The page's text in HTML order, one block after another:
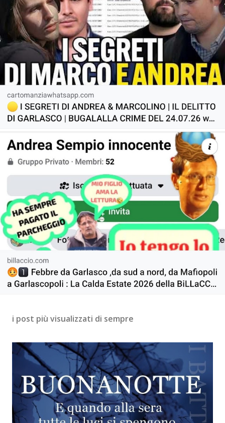
i post più visualizzati di sempre